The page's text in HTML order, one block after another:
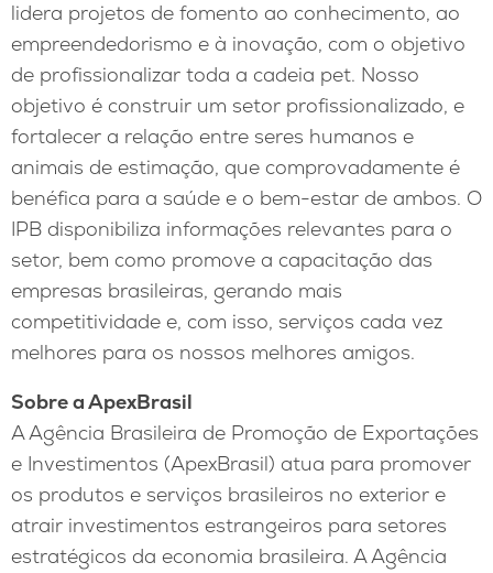
lidera projetos de fomento ao conhecimento, ao
empreendedorismo e à inovação, com o objetivo
de profissionalizar toda a cadeia pet. Nosso
objetivo é construir um setor profissionalizado, e
fortalecer a relação entre seres humanos e
animais de estimação, que comprovadamente é
benéfica para a saúde e o bem-estar de ambos. O
IPB disponibiliza informações relevantes para o
setor, bem como promove a capacitação das
empresas brasileiras, gerando mais
competitividade e, com isso, serviços cada vez
melhores para os nossos melhores amigos.
Sobre a ApexBrasil
A Agência Brasileira de Promoção de Exportações
e Investimentos (ApexBrasil) atua para promover
os produtos e serviços brasileiros no exterior e
atrair investimentos estrangeiros para setores
estratégicos da economia brasileira. A Agência